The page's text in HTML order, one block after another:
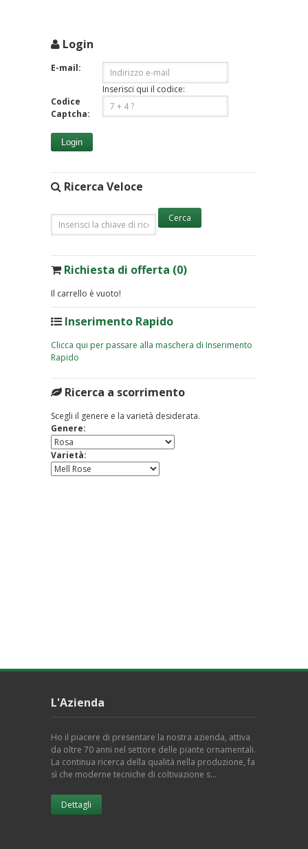
Login
E-mail:
Codice
Captcha:
Inserisci qui il codice:
Login
Ricerca Veloce
Richiesta di offerta (0)
Il carrello è vuoto!
Inserimento Rapido
Clicca qui per passare alla maschera di Inserimento
Rapido
Ricerca a scorrimento
Scegli il genere e la varietà desiderata.
Genere:
Varietà:
L'Azienda
Ho il piacere di presentare la nostra azienda, attiva
da oltre 70 anni nel settore delle piante ornamentali.
La continua ricerca della qualità nella produzione, fa
sì che moderne tecniche di coltivazione s…
Dettagli